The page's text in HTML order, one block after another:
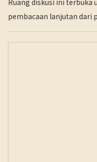
Ruang diskusi ini terbuka
pembacaan lanjutan dari